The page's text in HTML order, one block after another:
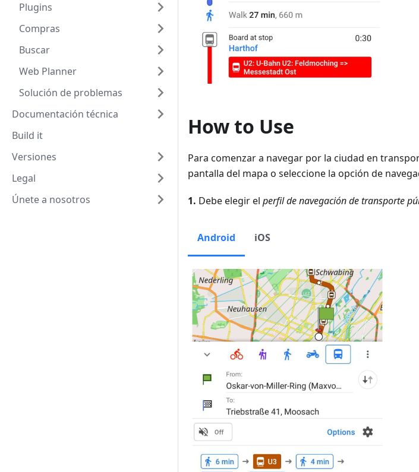
Plugins
Compras
Buscar
Web Planner
Solución de problemas
Documentación técnica
Build it
Versiones
Legal
Únete a nosotros
How to Use
Para comenzar a navegar por la ciudad en
pantalla del mapa o seleccione la opción de
1. Debe elegir el perfil de navegación de transporte
Android iOS